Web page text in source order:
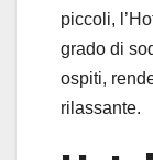
piccoli,
grado di
ospiti,
rilassante.